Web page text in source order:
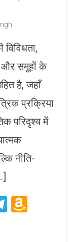
और समूहों के
है, जहाँ
प्रक्रिया
परिदृश्य में
नीति-
Telegram